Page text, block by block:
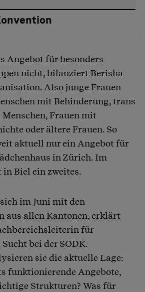
Angebot für besonders
nicht, bilanziert Berisha
Also junge Frauen
mit Behinderung, trans
Frauen mit
oder ältere Frauen. So
aktuell nur ein Angebot für
in Zürich. Im
in Biel ein zweites.
im Juni mit den
aus allen Kantonen, erklärt
für
bei der SODK.
sie die aktuelle Lage:
funktionierende Angebote,
Strukturen? Was für